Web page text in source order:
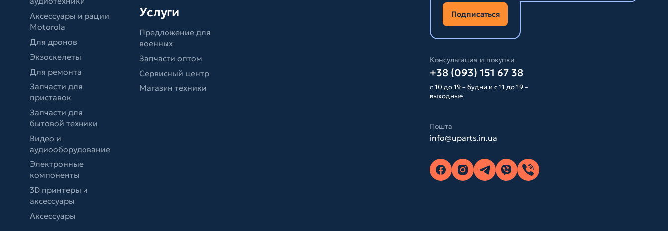
Аксессуары и рации
Motorola
Для дронов
Экзоскелеты
Для ремонта
Запчасти для
приставок
Запчасти для
бытовой техники
Видео и
аудиооборудование
Электронные
компоненты
3D принтеры и
аксессуары
Аксессуары
Услуги
Предложение для
военных
Запчасти оптом
Сервисный центр
Магазин техники
Подписаться
Консультация и покупки
+38 (093) 151 67 38
с 10 до 19 – будни и с 11 до 19 –
выходные
Пошта
info@uparts.in.ua